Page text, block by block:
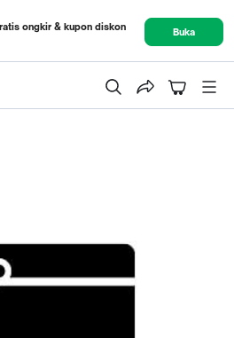
ongkir & kupon diskon
Buka